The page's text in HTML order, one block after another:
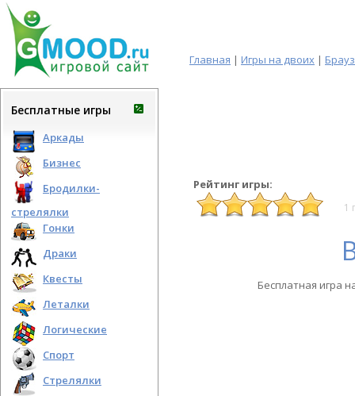
Главная | Игры на двоих |
Бесплатные игры
Аркады
Бизнес
Бродилки-
стрелялки
Гонки
Драки
Квесты
Леталки
Логические
Спорт
Стрелялки
Рейтинг игры:
1
Бесплатная игра